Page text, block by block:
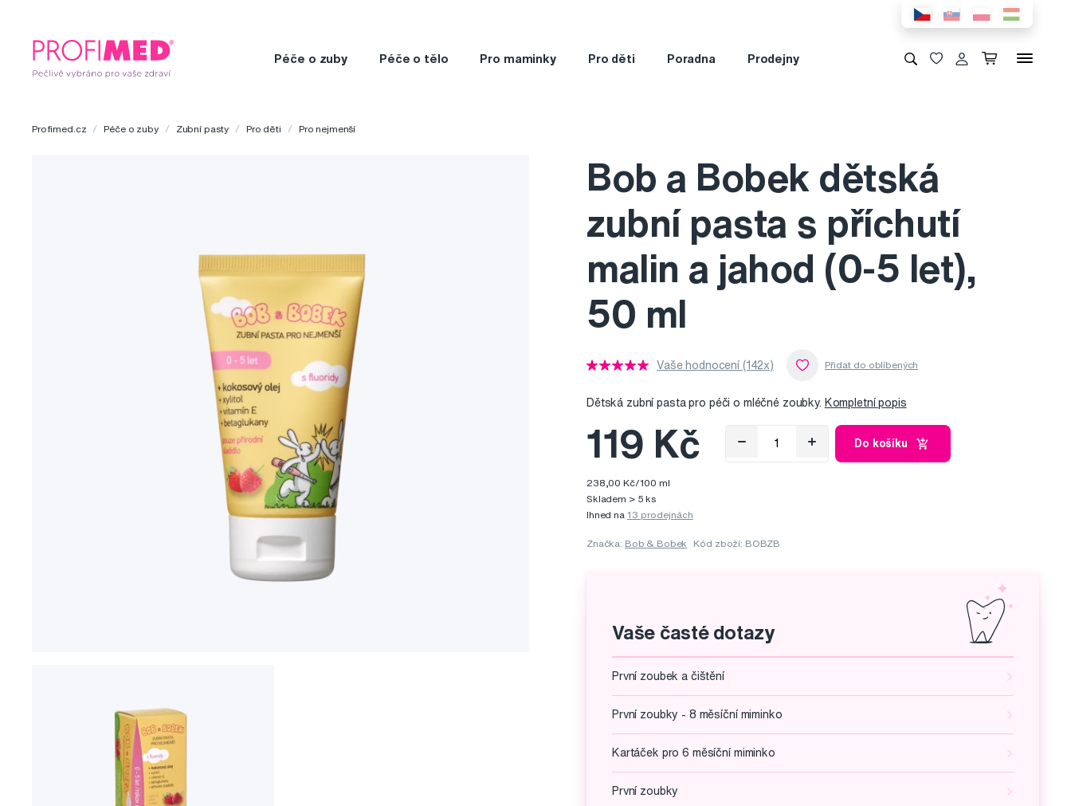
Péče o zuby Péče o tělo Pro maminky Pro děti Poradna Prodejny
Profimed.cz Péče o zuby Zubní pasty Pro děti Pro nejmenší
Bob a Bobek dětská
zubní pasta s příchutí
malin a jahod (0-5 let),
50 ml
Vaše hodnocení (142x)
Dětská zubní pasta pro péči o mléčné zoubky. Kompletní popis
119 Kč Do košíku
238,00 Kč/100 ml
Skladem > 5 ks
Ihned na 13 prodejnách
Značka: Bob & Bobek Kód zboží: BOBZB
Vaše časté dotazy
První zoubek a čištění
První zoubky - 8 měsíční miminko
Kartáček pro 6 měsíční miminko
První zoubky